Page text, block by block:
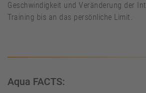
Geschwindigkeit und Veränderung der
Training bis an das persönliche Limit.
Aqua FACTS: